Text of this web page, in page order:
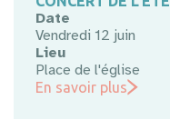
Date
Vendredi 12 juin
Lieu
Place de l'église
En savoir plus